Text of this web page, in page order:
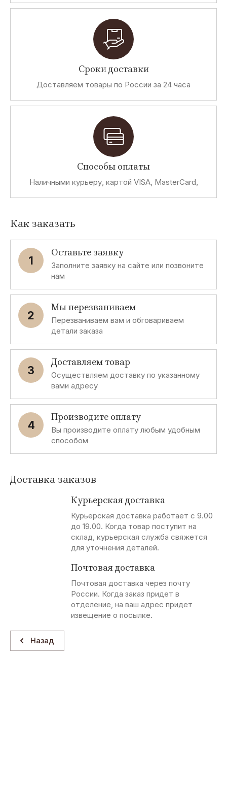
Сроки доставки
Доставляем товары по России за 24 часа
Способы оплаты
Наличными курьеру, картой VISA, MasterCard,
Как заказать
1
Оставьте заявку
Заполните заявку на сайте или позвоните
нам
2
Мы перезваниваем
Перезваниваем вам и обговариваем
детали заказа
3
Доставляем товар
Осуществляем доставку по указанному
вами адресу
4
Производите оплату
Вы производите оплату любым удобным
способом
Доставка заказов
Курьерская доставка
Курьерская доставка работает с 9.00
до 19.00. Когда товар поступит на
склад, курьерская служба свяжется
для уточнения деталей.
Почтовая доставка
Почтовая доставка через почту
России. Когда заказ придет в
отделение, на ваш адрес придет
извещение о посылке.
Назад